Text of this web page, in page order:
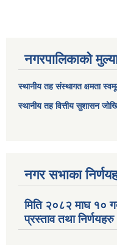
नगरपालिकाको
स्थानीय तह संस्थागत क्षमता
स्थानीय तह वित्तीय सुशासन
नगर सभाका
मिति २०८२ माघ १०
प्रस्ताव तथा निर्णयहरु